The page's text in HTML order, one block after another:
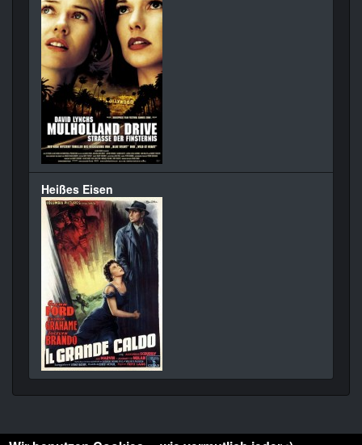
Heißes Eisen